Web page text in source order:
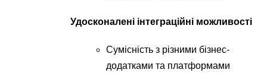
Удосконалені інтеграційні можливості
Сумісність з різними бізнес-
додатками та платформами